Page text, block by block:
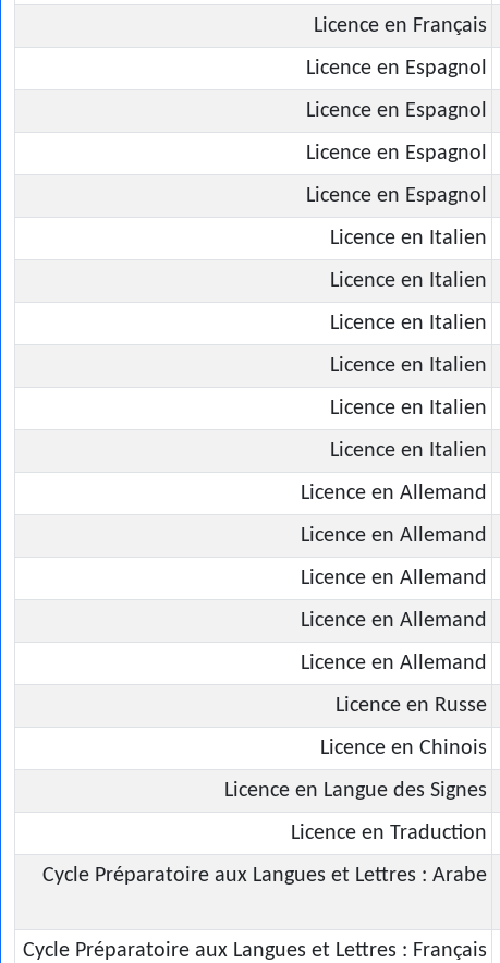
Licence en Français
Licence en Espagnol
Licence en Espagnol
Licence en Espagnol
Licence en Espagnol
Licence en Italien
Licence en Italien
Licence en Italien
Licence en Italien
Licence en Italien
Licence en Italien
Licence en Allemand
Licence en Allemand
Licence en Allemand
Licence en Allemand
Licence en Allemand
Licence en Russe
Licence en Chinois
Licence en Langue des Signes
Licence en Traduction
Cycle Préparatoire aux Langues et Lettres : Arabe
Cycle Préparatoire aux Langues et Lettres : Français